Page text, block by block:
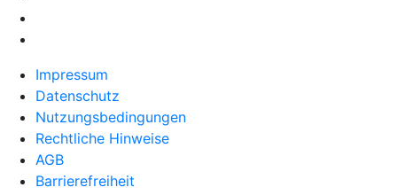
Impressum
Datenschutz
Nutzungsbedingungen
Rechtliche Hinweise
AGB
Barrierefreiheit